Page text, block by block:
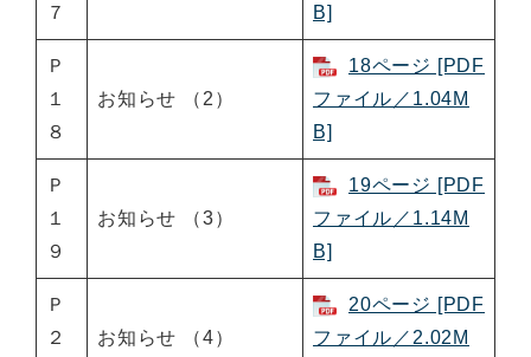
７
B]
Ｐ
１
８
お知らせ （2）
18ページ [PDF
ファイル／1.04M
B]
Ｐ
１
９
お知らせ （3）
19ページ [PDF
ファイル／1.14M
B]
Ｐ
２
お知らせ （4）
20ページ [PDF
ファイル／2.02M